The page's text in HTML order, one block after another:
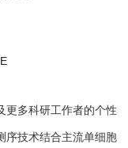
更多科研工作者的个性
序技术结合主流单细胞